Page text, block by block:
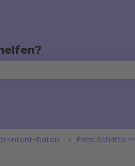
Intent-Daten Erste Schritte